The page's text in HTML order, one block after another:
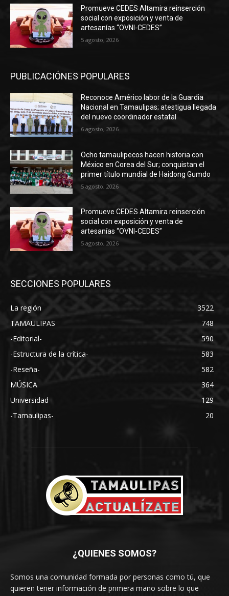
Promueve CEDES Altamira reinserción
social con exposición y venta de
artesanías “OVNI-CEDES”
5 agosto, 2026
PUBLICACIÓNES POPULARES
Reconoce Américo labor de la Guardia
Nacional en Tamaulipas; atestigua llegada
del nuevo coordinador estatal
6 agosto, 2026
Ocho tamaulipecos hacen historia con
México en Corea del Sur; conquistan el
primer título mundial de Haidong Gumdo
5 agosto, 2026
Promueve CEDES Altamira reinserción
social con exposición y venta de
artesanías “OVNI-CEDES”
5 agosto, 2026
SECCIONES POPULARES
La región
3522
TAMAULIPAS
748
-Editorial-
590
-Estructura de la crítica-
583
-Reseña-
582
MÚSICA
364
Universidad
129
-Tamaulipas-
20
¿QUIENES SOMOS?
Somos una comunidad formada por personas como tú, que
quieren tener información de primera mano sobre lo que